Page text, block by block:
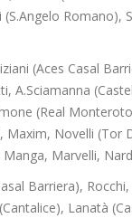
(Aces Casal
A.Sciamanna
(Real
Maxim, Novelli
Marvelli,
Barriera),
Lanatà